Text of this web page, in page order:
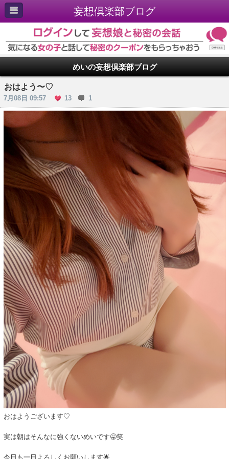
妄想倶楽部ブログ
めいの妄想倶楽部ブログ
おはよう〜♡
7月08日 09:57 13 1
おはようございます♡
実は朝はそんなに強くないめいです🥱笑
今日も一日よろしくお願いします🌟